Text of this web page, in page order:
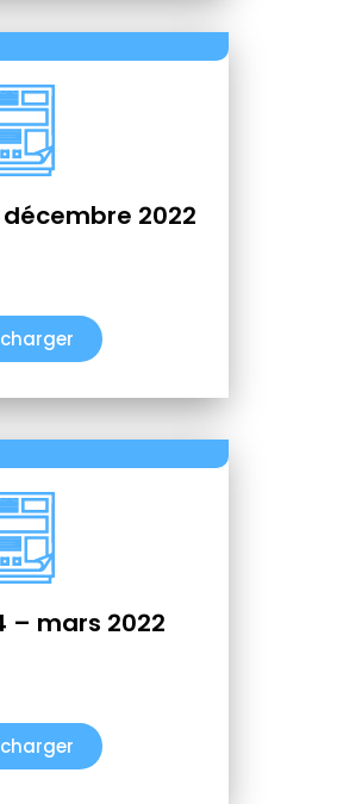
décembre 2022
– mars 2022